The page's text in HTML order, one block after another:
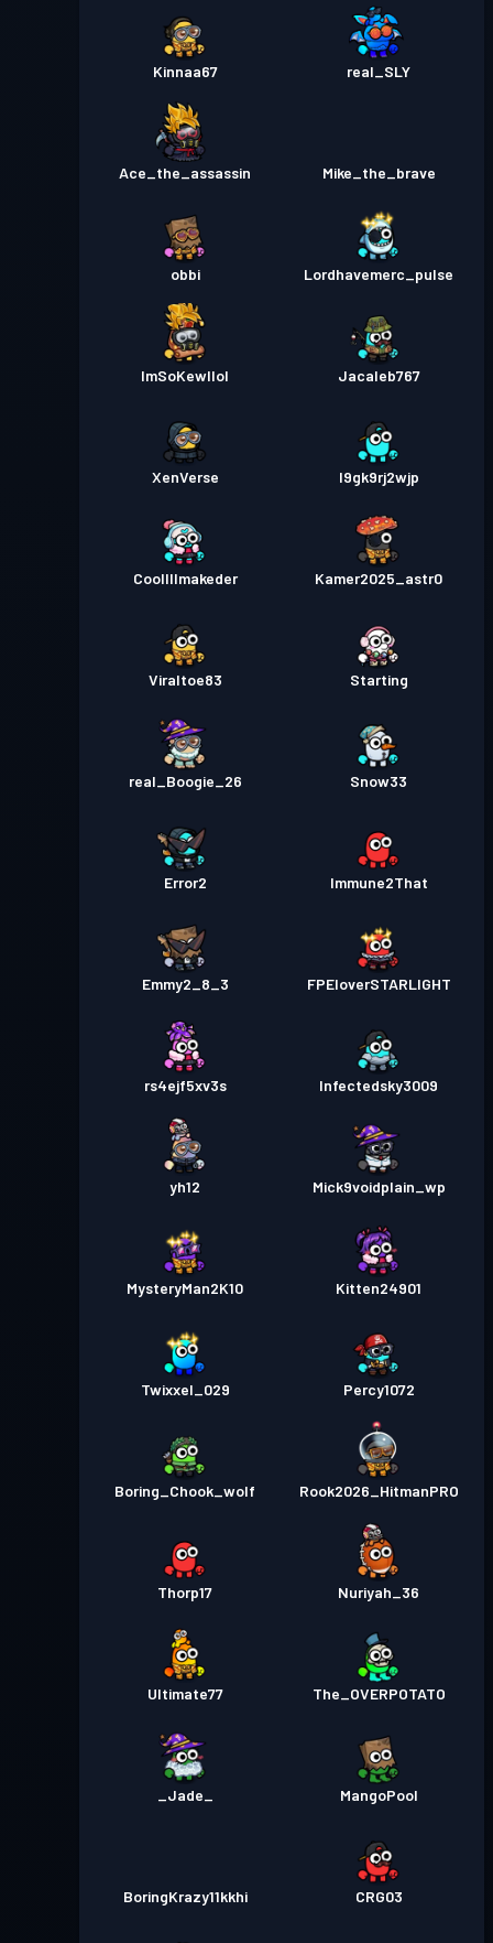
Kinnaa67 real_SLY
Ace_the_assassin Mike_the_brave
obbi Lordhavemerc_pulse
ImSoKewllol Jacaleb767
XenVerse l9gk9rj2wjp
Coollllmakeder Kamer2025_astr0
Viraltoe83 Starting
real_Boogie_26 Snow33
Error2 Immune2That
Emmy2_8_3 FPEloverSTARLIGHT
rs4ejf5xv3s Infectedsky3009
yh12 Mick9voidplain_wp
MysteryMan2K10 Kitten24901
Twixxel_029 Percy1072
Boring_Chook_wolf Rook2026_HitmanPRO
Thorp17 Nuriyah_36
Ultimate77 The_OVERPOTATO
_Jade_ MangoPool
BoringKrazy11kkhi CRG03